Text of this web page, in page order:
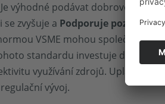
výhodné podávat dobrovolně
zvyšuje a Podporuje pozitivní
VSME mohou společnosti
standardu investuje do
využívání zdrojů.
vývoj.